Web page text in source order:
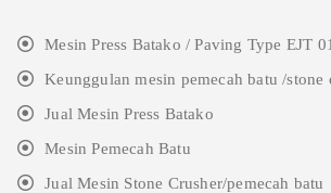
Mesin Press Batako / Paving Type EJT 01
Keunggulan mesin pemecah batu /stone
Jual Mesin Press Batako
Mesin Pemecah Batu
Jual Mesin Stone Crusher/pemecah batu